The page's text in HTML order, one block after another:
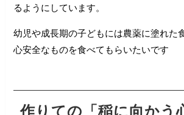
るようにしています。
幼児や成長期の子どもには農薬に塗れた
心安全なものを食べてもらいたいです
作りての「稲に向かう